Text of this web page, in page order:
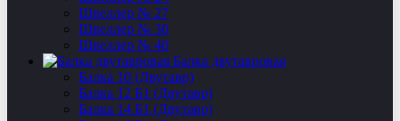
Швеллер № 27
Швеллер № 30
Швеллер № 40
Балка двутавровая
Балка 10 (Двутавр)
Балка 12 Б1 (Двутавр)
Балка 14 Б1 (Двутавр)